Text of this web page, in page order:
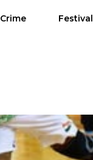
Crime Festival